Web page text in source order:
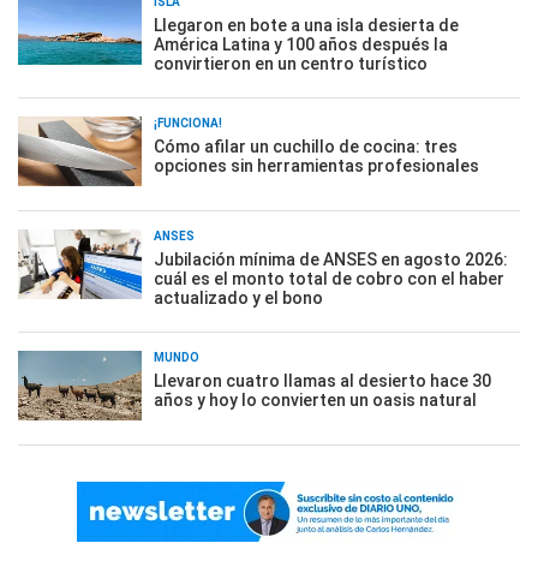
Llegaron en bote a una isla desierta de
América Latina y 100 años después la
convirtieron en un centro turístico
¡FUNCIONA!
Cómo afilar un cuchillo de cocina: tres
opciones sin herramientas profesionales
ANSES
Jubilación mínima de ANSES en agosto 2026:
cuál es el monto total de cobro con el haber
actualizado y el bono
MUNDO
Llevaron cuatro llamas al desierto hace 30
años y hoy lo convierten un oasis natural